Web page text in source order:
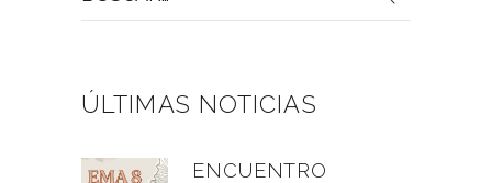
por:
ÚLTIMAS NOTICIAS
ENCUENTRO